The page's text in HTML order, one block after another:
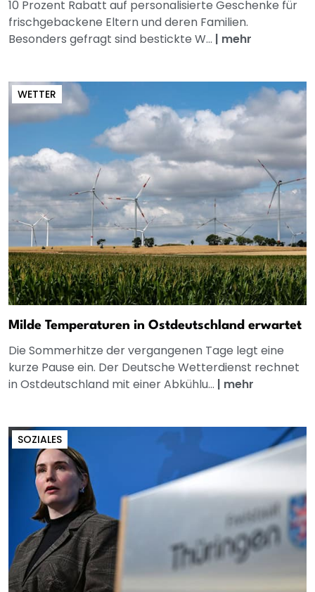
10 Prozent Rabatt auf personalisierte Geschenke für
frischgebackene Eltern und deren Familien.
Besonders gefragt sind bestickte W... | mehr
WETTER
Milde Temperaturen in Ostdeutschland erwartet
Die Sommerhitze der vergangenen Tage legt eine
kurze Pause ein. Der Deutsche Wetterdienst rechnet
in Ostdeutschland mit einer Abkühlu... | mehr
SOZIALES